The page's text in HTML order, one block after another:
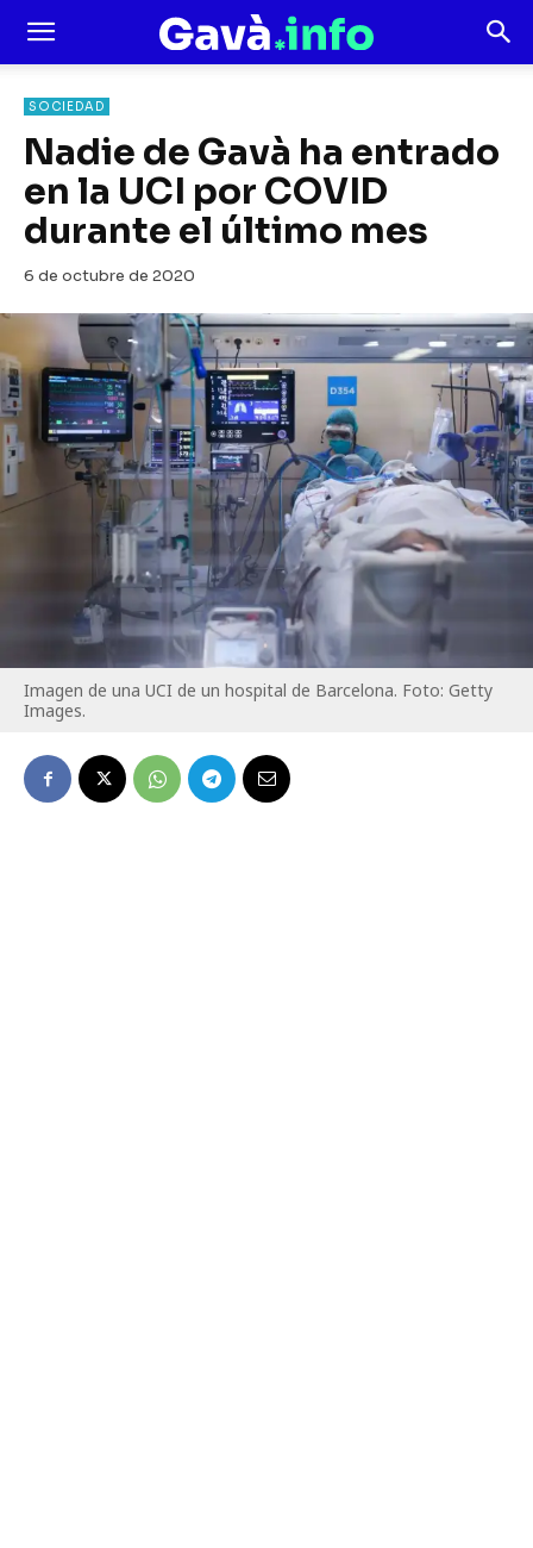
SOCIEDAD
Nadie de Gavà ha entrado
en la UCI por COVID
durante el último mes
6 de octubre de 2020
Imagen de una UCI de un hospital de Barcelona. Foto: Getty
Images.